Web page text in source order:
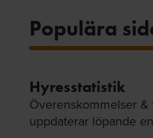
Populära
Hyresstatistik
Överenskommelser
uppdaterar löpande